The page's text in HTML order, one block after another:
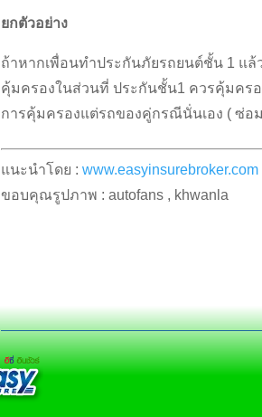
ยกตัวอย่าง
ถ้าหากเพื่อนทำประกันภัยรถยนต์ชั้น 1 แล้
คุ้มครองในส่วนที่ ประกันชั้น1 ควรคุ้มคร
การคุ้มครองแต่รถของคู่กรณีนั่นเอง ( ซ่อม
แนะนำโดย :www.easyinsurebroker.com
ขอบคุณรูปภาพ : autofans , khwanla